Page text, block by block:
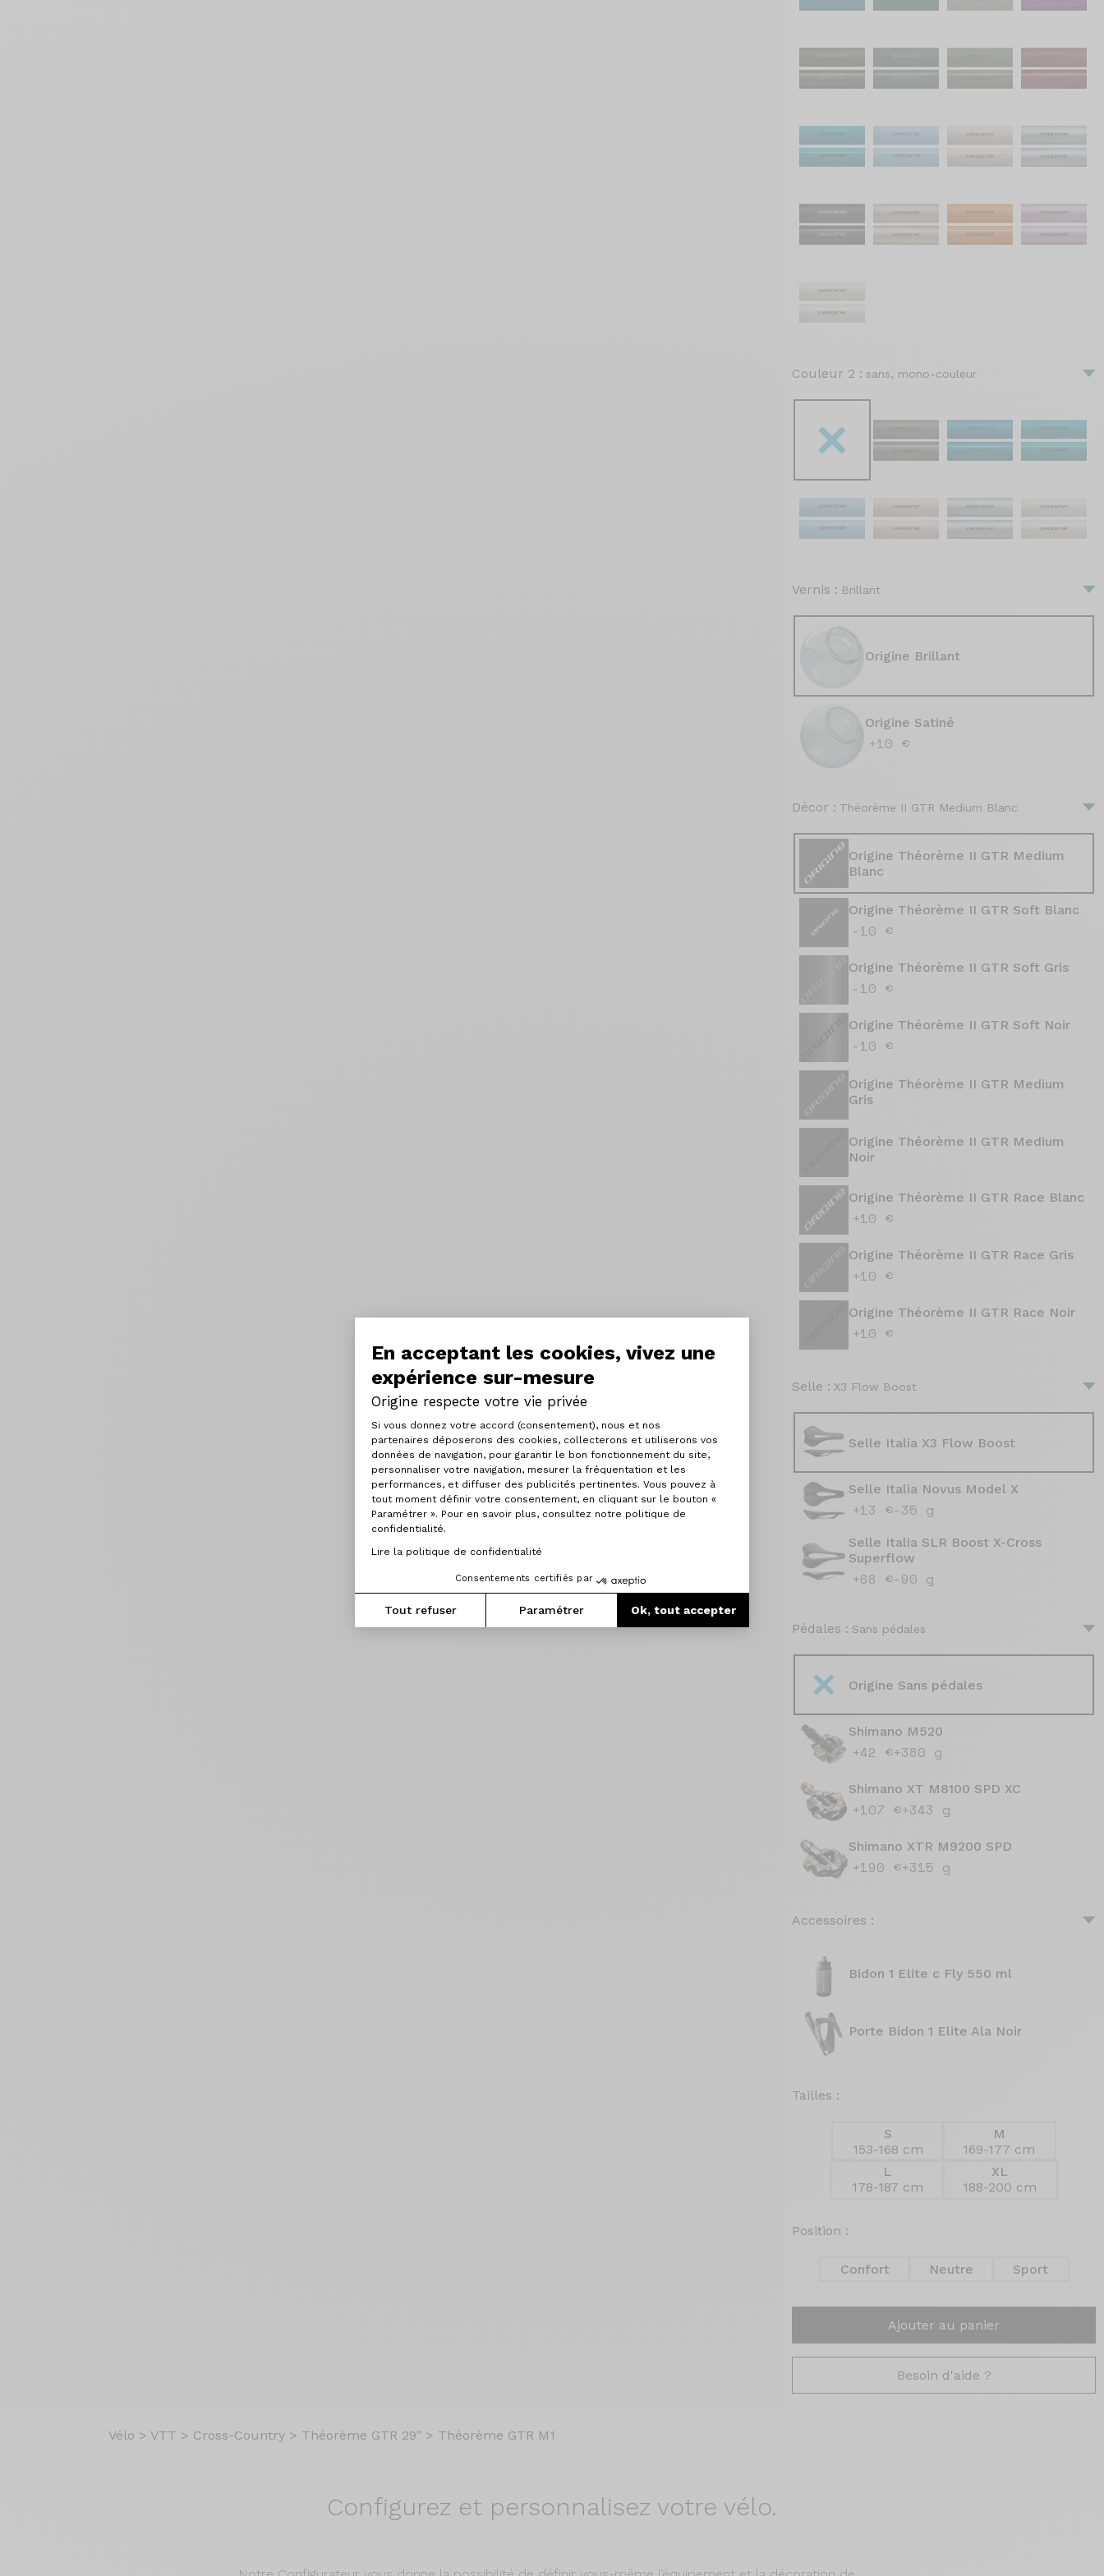
En acceptant les cookies, vivez une
expérience sur-mesure
Origine respecte votre vie privée
Plateforme de Gestion du Consentement : Personnalisez vos Options
Si vous donnez votre accord (consentement), nous et nos
partenaires déposerons des cookies, collecterons et utiliserons vos
données de navigation, pour garantir le bon fonctionnement du site,
personnaliser votre navigation, mesurer la fréquentation et les
performances, et diffuser des publicités pertinentes. Vous pouvez à
tout moment définir votre consentement, en cliquant sur le bouton «
Paramétrer ». Pour en savoir plus, consultez notre politique de
confidentialité.
Lire la politique de confidentialité
Consentements certifiés par
Tout refuser Paramétrer Ok, tout accepter
Axeptio consent
Couleur 2 : sans, mono-couleur
Vernis : Brillant
Origine Brillant
Origine Satiné
+10 €
Décor : Théorème II GTR Medium Blanc
Origine Théorème II GTR Medium
Blanc
Origine Théorème II GTR Soft Blanc
-10 €
Origine Théorème II GTR Soft Gris
-10 €
Origine Théorème II GTR Soft Noir
-10 €
Origine Théorème II GTR Medium
Gris
Origine Théorème II GTR Medium
Noir
Origine Théorème II GTR Race Blanc
+10 €
Origine Théorème II GTR Race Gris
+10 €
Origine Théorème II GTR Race Noir
+10 €
Selle : X3 Flow Boost
Selle Italia X3 Flow Boost
Selle Italia Novus Model X
+13 €-35 g
Selle Italia SLR Boost X-Cross
Superflow
+68 €-90 g
Pédales : Sans pédales
Origine Sans pédales
Shimano M520
+42 €+380 g
Shimano XT M8100 SPD XC
+107 €+343 g
Shimano XTR M9200 SPD
+190 €+315 g
Accessoires :
Bidon 1 Elite c Fly 550 ml
Porte Bidon 1 Elite Ala Noir
Tailles :
S
153-168 cm
M
169-177 cm
L
178-187 cm
XL
188-200 cm
Position :
Confort Neutre Sport
Ajouter au panier
Besoin d'aide ?
Vélo > VTT > Cross-Country > Théorème GTR 29″ > Théorème GTR M1
Configurez et personnalisez votre vélo.